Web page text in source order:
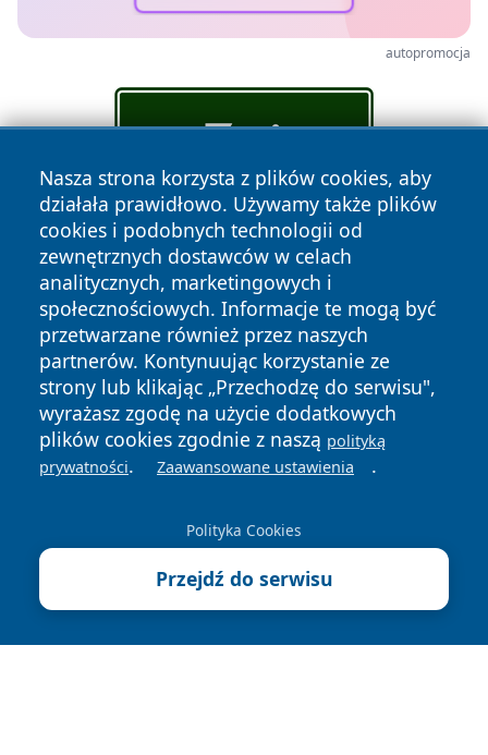
autopromocja
Nasza strona korzysta z plików cookies, aby
działała prawidłowo. Używamy także plików
cookies i podobnych technologii od
zewnętrznych dostawców w celach
analitycznych, marketingowych i
społecznościowych. Informacje te mogą być
przetwarzane również przez naszych
partnerów. Kontynuując korzystanie ze
strony lub klikając „Przechodzę do serwisu",
wyrażasz zgodę na użycie dodatkowych
plików cookies zgodnie z naszą polityką
prywatności. Zaawansowane ustawienia .
Polityka Cookies
Przejdź do serwisu
Copyright © 2026 portalzielonagora.pl Wszystkie prawa
zastrzeżone.
Polityka
Polityka